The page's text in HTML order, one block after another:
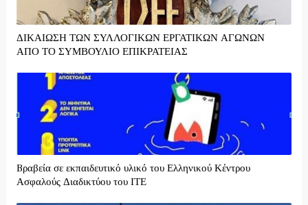
ΔΙΚΑΙΩΣΗ ΤΩΝ ΣΥΛΛΟΓΙΚΩΝ ΕΡΓΑΤΙΚΩΝ ΑΓΩΝΩΝ
ΑΠΟ ΤΟ ΣΥΜΒΟΥΛΙΟ ΕΠΙΚΡΑΤΕΙΑΣ
Bραβεία σε εκπαιδευτικό υλικό του Ελληνικού Κέντρου
Ασφαλούς Διαδικτύου του ΙΤΕ